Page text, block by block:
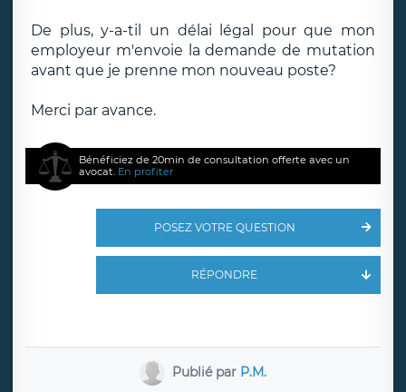
De plus, y-a-til un délai légal pour que mon
employeur m'envoie la demande de mutation
avant que je prenne mon nouveau poste?
Merci par avance.
Bénéficiez de 20min de consultation offerte avec un
avocat. En profiter
POSEZ VOTRE QUESTION
RÉPONDRE
Publié par P.M.